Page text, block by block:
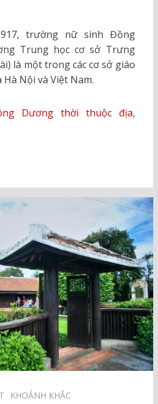
trường nữ sinh Đồng
Trung học cơ sở Trưng
là một trong các cơ sở giáo
Nội và Việt Nam.
Dương thời thuộc địa,
KHOẢNH KHẮC⠀